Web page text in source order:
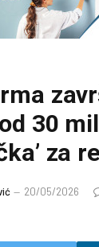
30
za
20/05/2026